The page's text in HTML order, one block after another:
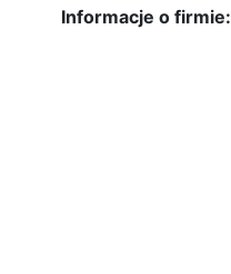
Informacje o firmie: